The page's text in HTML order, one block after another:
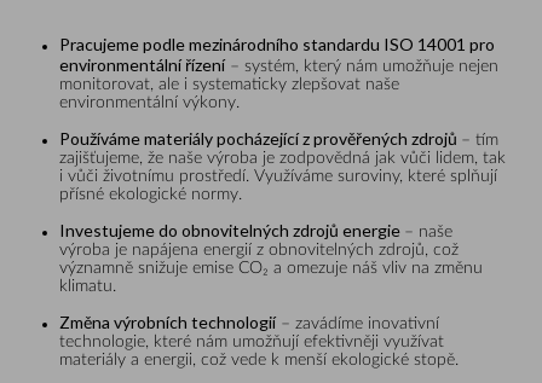
Pracujeme podle mezinárodního standardu ISO 14001 pro
environmentální řízení– systém, který nám umožňuje nejen
monitorovat, ale i systematicky zlepšovat naše
environmentální výkony.
Používáme materiály pocházející z prověřených zdrojů – tím
zajišťujeme, že naše výroba je zodpovědná jak vůči lidem, tak
i vůči životnímu prostředí. Využíváme suroviny, které splňují
přísné ekologické normy.
Investujeme do obnovitelných zdrojů energie – naše
výroba je napájena energií z obnovitelných zdrojů, což
významně snižuje emise CO₂ a omezuje náš vliv na změnu
klimatu.
Změna výrobních technologií– zavádíme inovativní
technologie, které nám umožňují efektivněji využívat
materiály a energii, což vede k menší ekologické stopě.